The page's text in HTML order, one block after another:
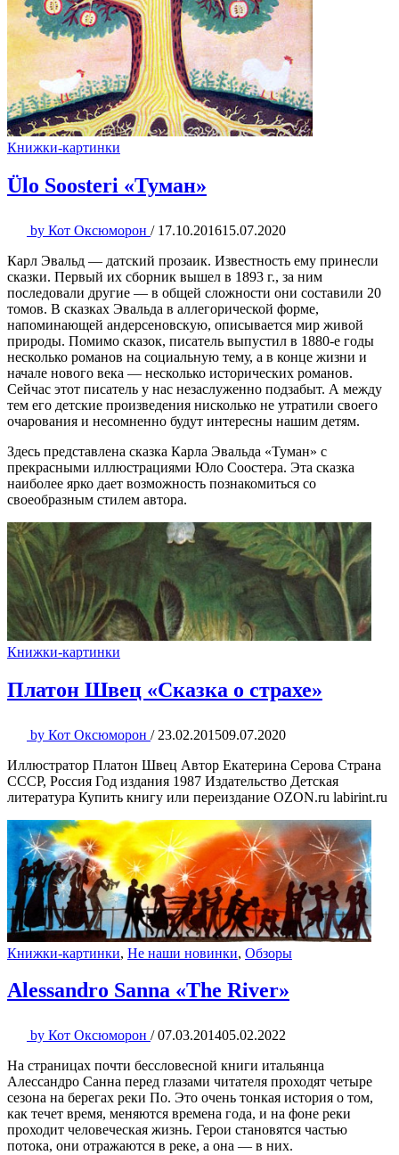
Книжки-картинки
Ülo Soosteri «Туман»
by Кот Оксюморон / 17.10.201615.07.2020
Карл Эвальд — датский прозаик. Известность ему принесли
сказки. Первый их сборник вышел в 1893 г., за ним
последовали другие — в общей сложности они составили 20
томов. В сказках Эвальда в аллегорической форме,
напоминающей андерсеновскую, описывается мир живой
природы. Помимо сказок, писатель выпустил в 1880-е годы
несколько романов на социальную тему, а в конце жизни и
начале нового века — несколько исторических романов.
Сейчас этот писатель у нас незаслуженно подзабыт. А между
тем его детские произведения нисколько не утратили своего
очарования и несомненно будут интересны нашим детям.
Здесь представлена сказка Карла Эвальда «Туман» с
прекрасными иллюстрациями Юло Соостера. Эта сказка
наиболее ярко дает возможность познакомиться со
своеобразным стилем автора.
Книжки-картинки
Платон Швец «Сказка о страхе»
by Кот Оксюморон / 23.02.201509.07.2020
Иллюстратор Платон Швец Автор Екатерина Серова Страна
СССР, Россия Год издания 1987 Издательство Детская
литература Купить книгу или переиздание OZON.ru labirint.ru
Книжки-картинки, Не наши новинки, Обзоры
Alessandro Sanna «The River»
by Кот Оксюморон / 07.03.201405.02.2022
На страницах почти бессловесной книги итальянца
Алессандро Санна перед глазами читателя проходят четыре
сезона на берегах реки По. Это очень тонкая история о том,
как течет время, меняются времена года, и на фоне реки
проходит человеческая жизнь. Герои становятся частью
потока, они отражаются в реке, а она — в них.